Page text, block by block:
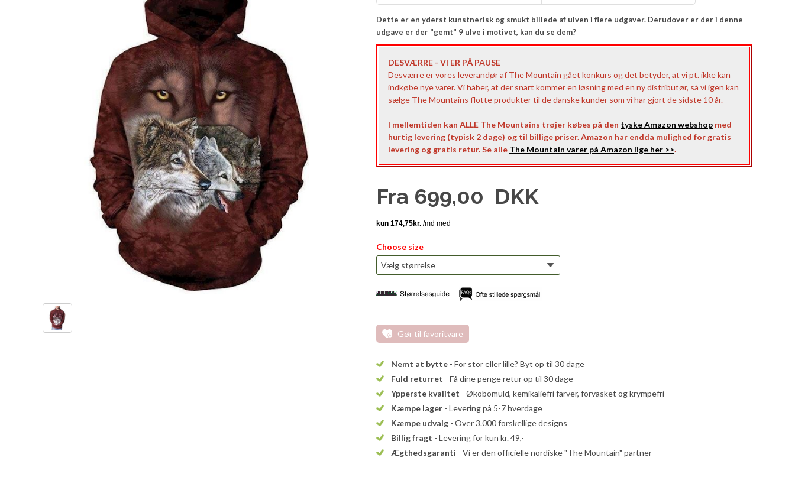
Dette er en yderst kunstnerisk og smukt billede af ulven i flere udgaver. Derudover er der i denne
udgave er der "gemt" 9 ulve i motivet, kan du se dem?
DESVÆRRE - VI ER PÅ PAUSE
Desværre er vores leverandør af The Mountain gået konkurs og det betyder, at vi pt. ikke kan
indkøbe nye varer. Vi håber, at der snart kommer en løsning med en ny distributør, så vi igen kan
sælge The Mountains flotte produkter til de danske kunder som vi har gjort de sidste 10 år.
I mellemtiden kan ALLE The Mountains trøjer købes på den tyske Amazon webshop med
hurtig levering (typisk 2 dage) og til billige priser. Amazon har endda mulighed for gratis
levering og gratis retur. Se alle The Mountain varer på Amazon lige her >>.
Fra 699,00 DKK
Choose size
Gør til favoritvare
Nemt at bytte - For stor eller lille? Byt op til 30 dage
Fuld returret - Få dine penge retur op til 30 dage
Ypperste kvalitet - Økobomuld, kemikaliefri farver, forvasket og krympefri
Kæmpe lager - Levering på 5-7 hverdage
Kæmpe udvalg - Over 3.000 forskellige designs
Billig fragt - Levering for kun kr. 49,-
Ægthedsgaranti - Vi er den officielle nordiske "The Mountain" partner